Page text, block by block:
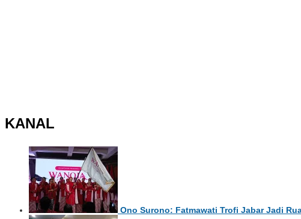
KANAL
Ono Surono: Fatmawati Trofi Jabar Jadi